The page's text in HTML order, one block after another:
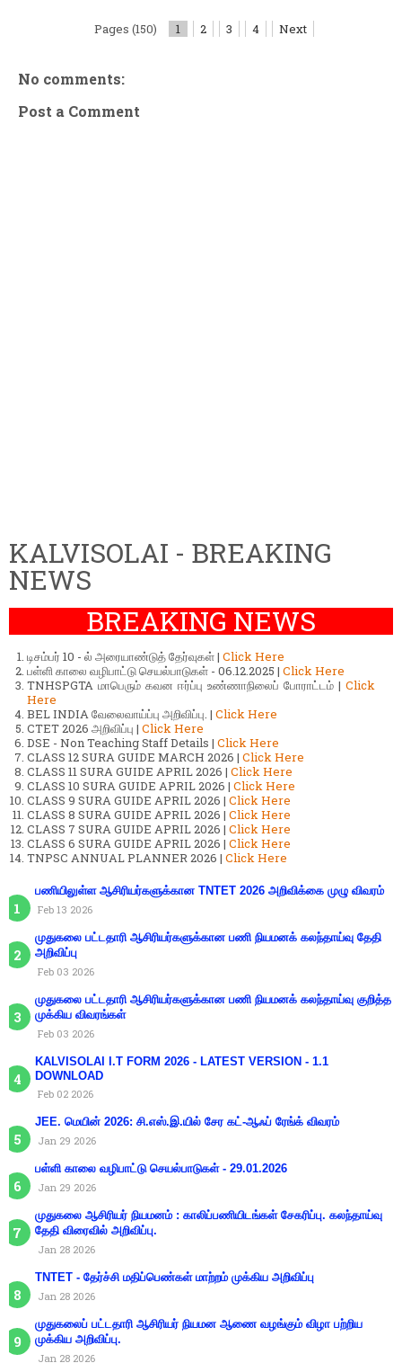
Pages (150) 1 2 3 4 Next
No comments:
Post a Comment
KALVISOLAI - BREAKING
NEWS
BREAKING NEWS
டிசம்பர் 10 - ல் அரையாண்டுத் தேர்வுகள் | Click Here
பள்ளி காலை வழிபாட்டு செயல்பாடுகள் - 06.12.2025 | Click Here
TNHSPGTA மாபெரும் கவன ஈர்ப்பு உண்ணாநிலைப் போராட்டம் | Click
Here
BEL INDIA வேலைவாய்ப்பு அறிவிப்பு. | Click Here
CTET 2026 அறிவிப்பு | Click Here
DSE - Non Teaching Staff Details | Click Here
CLASS 12 SURA GUIDE MARCH 2026 | Click Here
CLASS 11 SURA GUIDE APRIL 2026 | Click Here
CLASS 10 SURA GUIDE APRIL 2026 | Click Here
CLASS 9 SURA GUIDE APRIL 2026 | Click Here
CLASS 8 SURA GUIDE APRIL 2026 | Click Here
CLASS 7 SURA GUIDE APRIL 2026 | Click Here
CLASS 6 SURA GUIDE APRIL 2026 | Click Here
TNPSC ANNUAL PLANNER 2026 | Click Here
பணியிலுள்ள ஆசிரியர்களுக்கான TNTET 2026 அறிவிக்கை முழு விவரம்
Feb 13 2026
முதுகலை பட்டதாரி ஆசிரியர்களுக்கான பணி நியமனக் கலந்தாய்வு தேதி
அறிவிப்பு
Feb 03 2026
முதுகலை பட்டதாரி ஆசிரியர்களுக்கான பணி நியமனக் கலந்தாய்வு குறித்த
முக்கிய விவரங்கள்
Feb 03 2026
KALVISOLAI I.T FORM 2026 - LATEST VERSION - 1.1
DOWNLOAD
Feb 02 2026
JEE. மெயின் 2026: சி.எஸ்.இ.யில் சேர கட்-ஆஃப் ரேங்க் விவரம்
Jan 29 2026
பள்ளி காலை வழிபாட்டு செயல்பாடுகள் - 29.01.2026
Jan 29 2026
முதுகலை ஆசிரியர் நியமனம் : காலிப்பணியிடங்கள் சேகரிப்பு. கலந்தாய்வு
தேதி விரைவில் அறிவிப்பு.
Jan 28 2026
TNTET - தேர்ச்சி மதிப்பெண்கள் மாற்றம் முக்கிய அறிவிப்பு
Jan 28 2026
முதுகலைப் பட்டதாரி ஆசிரியர் நியமன ஆணை வழங்கும் விழா பற்றிய
முக்கிய அறிவிப்பு.
Jan 28 2026